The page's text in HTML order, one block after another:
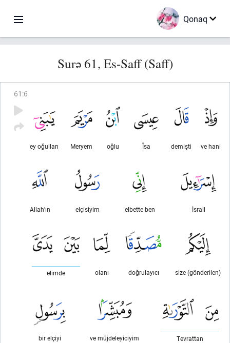
Qonaq
Surə 61, Es-Saff (Saff)
61 :6
ve hani
demişti
Îsa
oğlu
Meryem
ey oğulları
İsrail
elbette ben
elçisiyim
Allah'ın
size (gönderilen)
doğrulayıcı
olanı
elimde
Tevrattan
ve müjdeleyiciyim
bir elçiyi